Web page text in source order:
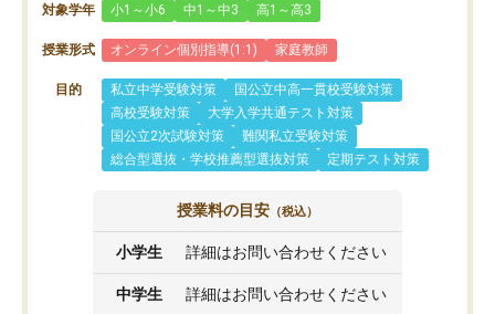
対象学年 小1～小6 中1～中3 高1～高3
授業形式 オンライン個別指導(1:1) 家庭教師
目的 私立中学受験対策
国公立中高一貫校受験対策
高校受験対策
大学入学共通テスト対策
国公立2次試験対策
難関私立受験対策
総合型選抜・学校推薦型選抜対策
定期テスト対策
授業料の目安 （税込）
小学生 詳細はお問い合わせください
中学生 詳細はお問い合わせください